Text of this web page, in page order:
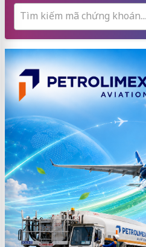
Tìm kiếm mã chứng khoán...